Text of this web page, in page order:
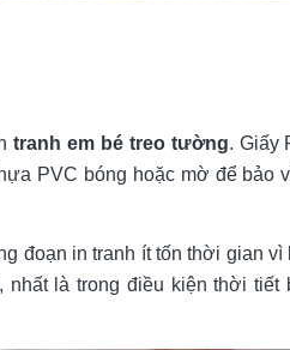
tranh em bé treo tường. Giấy
PVC bóng hoặc mờ để bảo
đoạn in tranh ít tốn thời gian vì
là trong điều kiện thời tiết